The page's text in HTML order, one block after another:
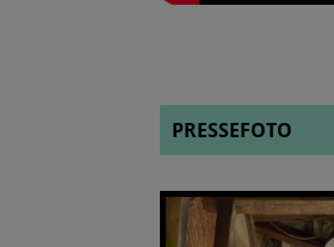
PRESSEFOTO